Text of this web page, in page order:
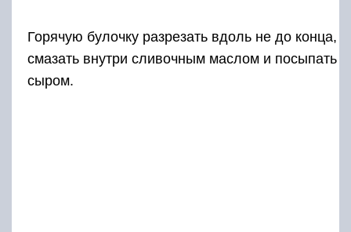
Горячую булочку разрезать вдоль не до конца,
смазать внутри сливочным маслом и посыпать
сыром.